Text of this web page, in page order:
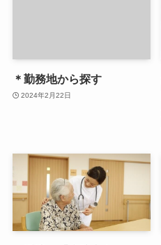
＊勤務地から探す
2024年2月22日